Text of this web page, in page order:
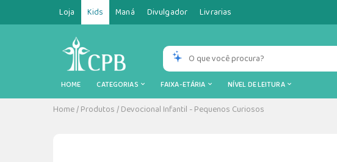
Loja Kids Maná Divulgador Livrarias
HOME CATEGORIAS FAIXA-ETÁRIA NÍVEL DE LEITURA
Home/Produtos/Devocional Infantil - Pequenos Curiosos